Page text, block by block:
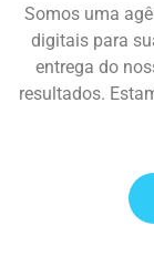
Somos uma
digitais para
entrega do
resultados.